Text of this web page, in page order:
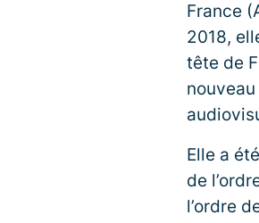
France
2018,
tête de
Elle a
de
l’ordre